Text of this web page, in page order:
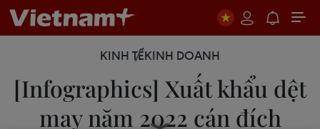
KINH TẾKINH DOANH
[Infographics] Xuất khẩu dệt
may năm 2022 cán đích